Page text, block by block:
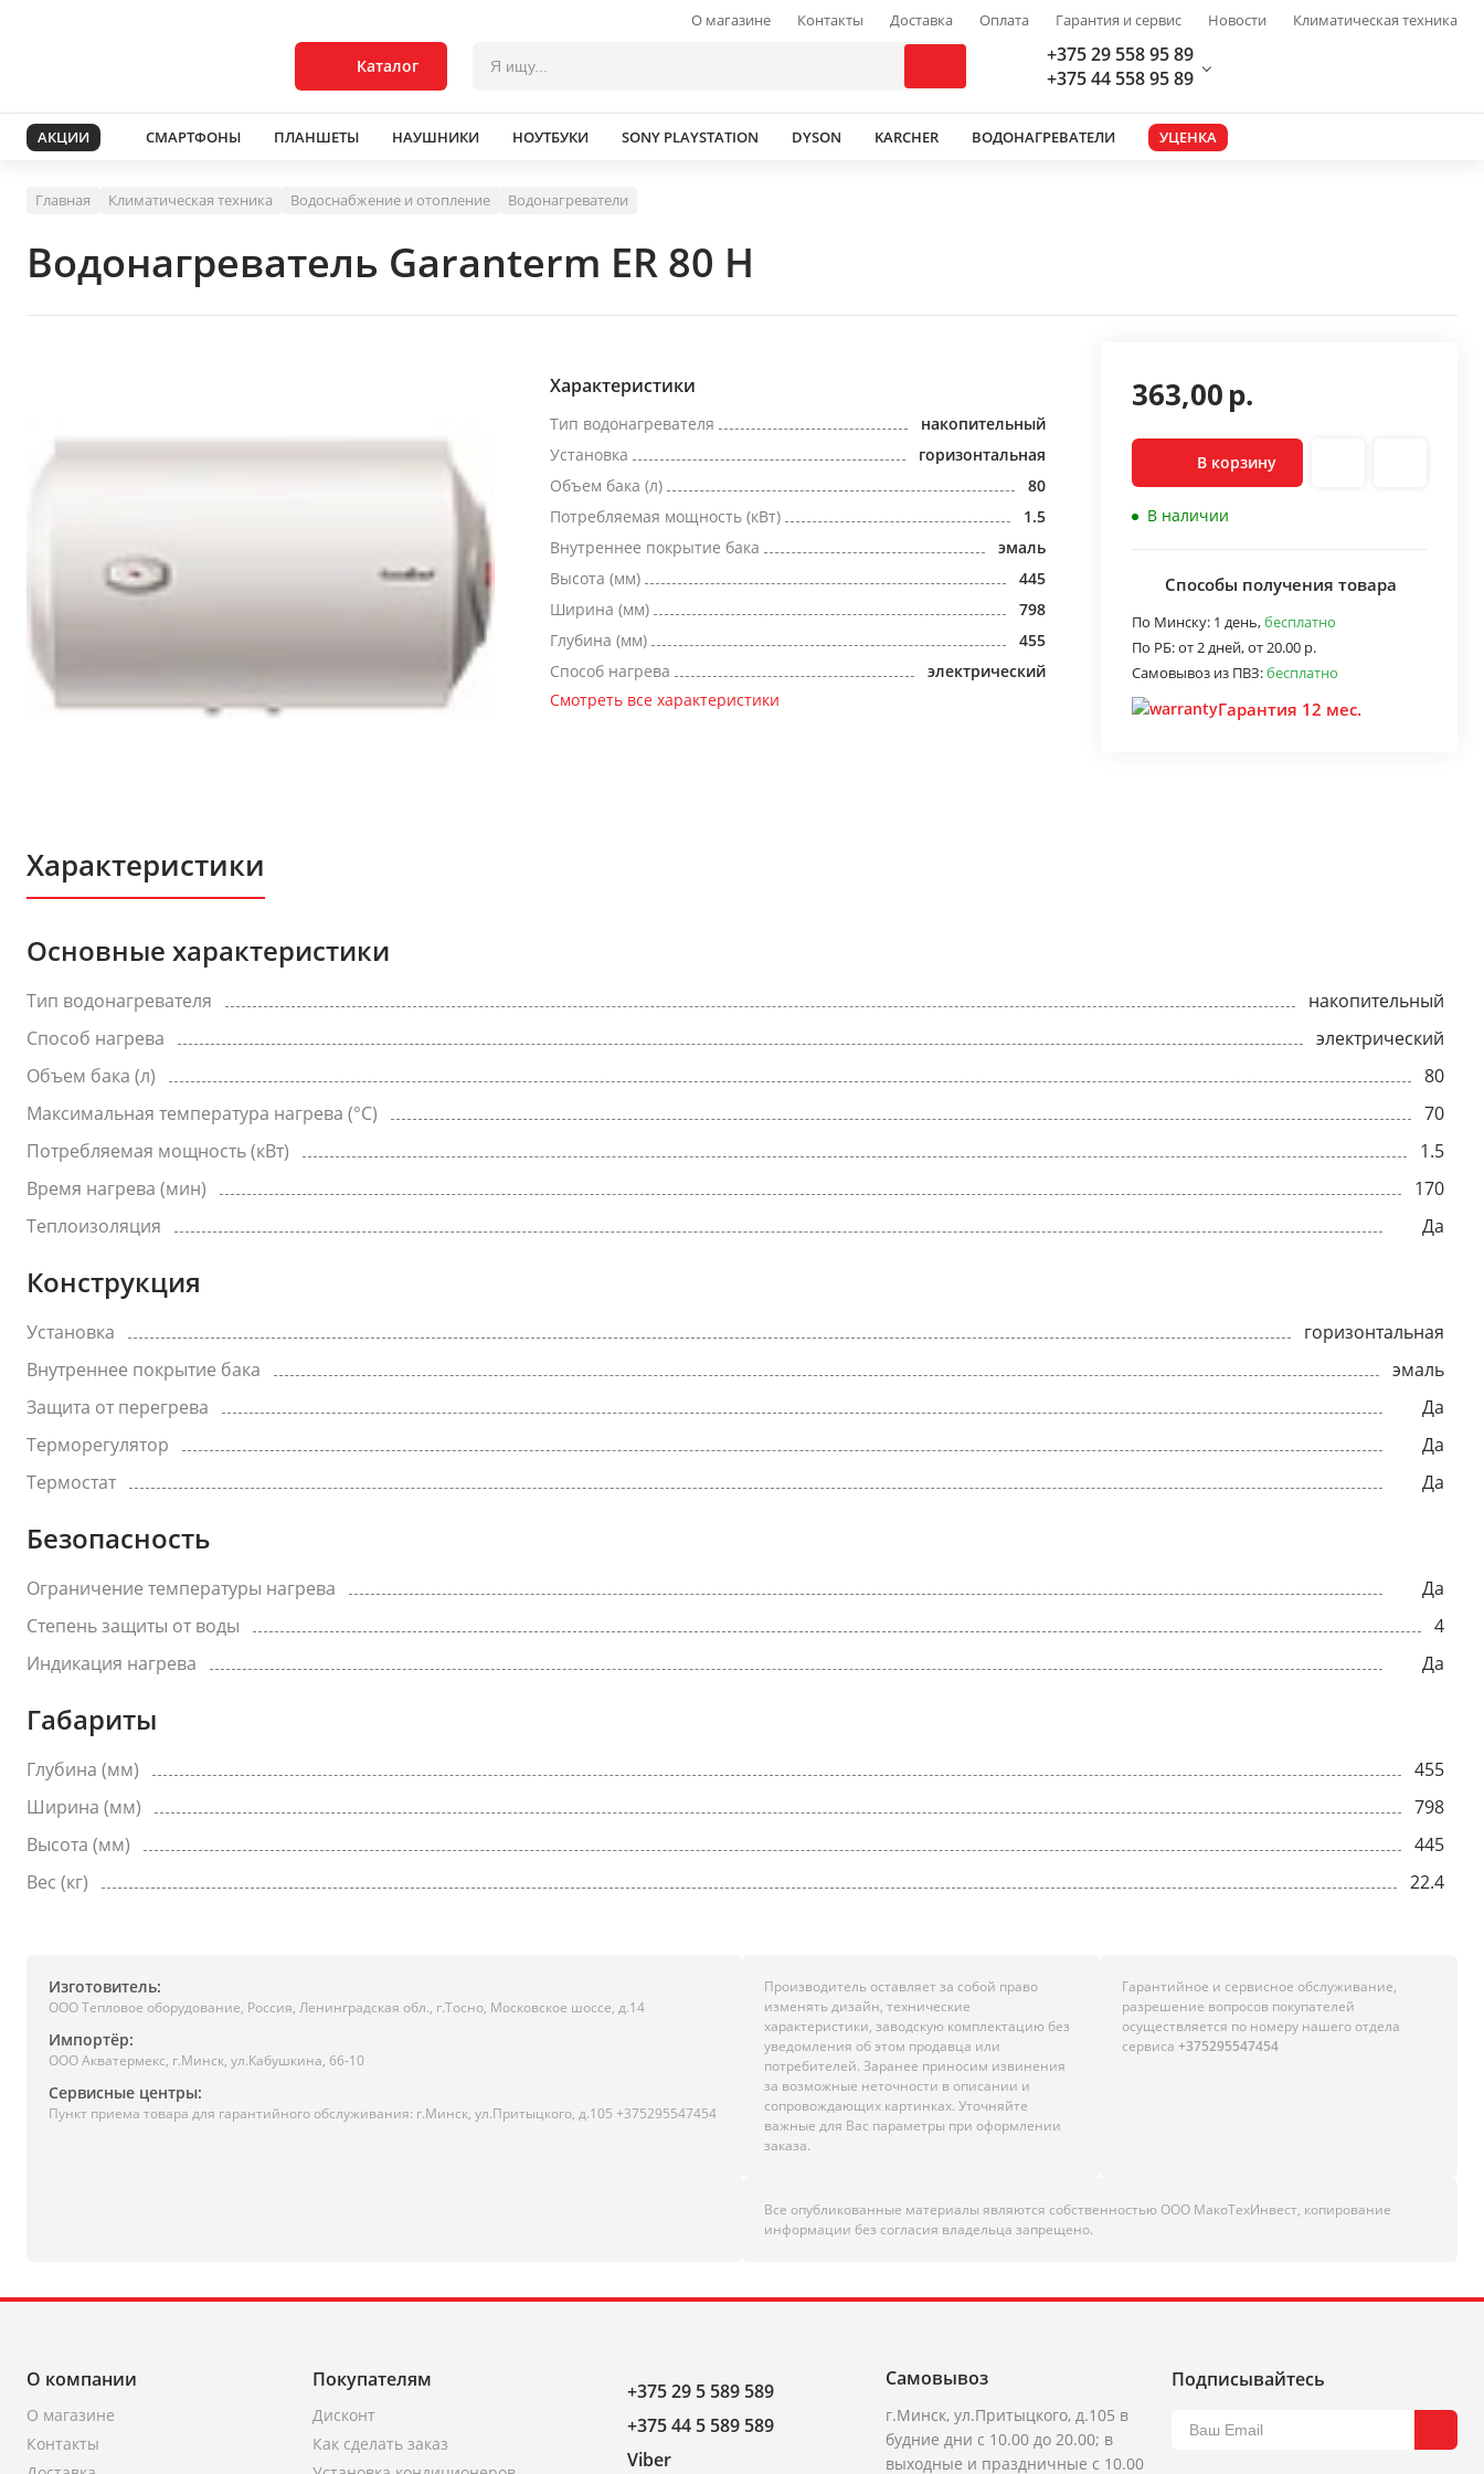
О магазине Контакты Доставка Оплата Гарантия и сервис Новости Климатическая техника
Каталог
+375 29 558 95 89
+375 44 558 95 89
АКЦИИ СМАРТФОНЫ ПЛАНШЕТЫ НАУШНИКИ НОУТБУКИ SONY PLAYSTATION DYSON KARCHER ВОДОНАГРЕВАТЕЛИ УЦЕНКА
Главная Климатическая техника Водоснабжение и отопление Водонагреватели
Водонагреватель Garanterm ER 80 H
Характеристики
Тип водонагревателя
накопительный
Установка
горизонтальная
Объем бака (л)
80
Потребляемая мощность (кВт)
1.5
Внутреннее покрытие бака
эмаль
Высота (мм)
445
Ширина (мм)
798
Глубина (мм)
455
Способ нагрева
электрический
Смотреть все характеристики
363,00р.
В корзину
В наличии
Способы получения товара
По Минску: 1 день,бесплатно
По РБ:от 2 дней,от 20.00 р.
Самовывоз из ПВЗ:бесплатно
Гарантия 12 мес.
Характеристики
Основные характеристики
Тип водонагревателя
накопительный
Способ нагрева
электрический
Объем бака (л)
80
Максимальная температура нагрева (°C)
70
Потребляемая мощность (кВт)
1.5
Время нагрева (мин)
170
Теплоизоляция
Да
Конструкция
Установка
горизонтальная
Внутреннее покрытие бака
эмаль
Защита от перегрева
Да
Терморегулятор
Да
Термостат
Да
Безопасность
Ограничение температуры нагрева
Да
Степень защиты от воды
4
Индикация нагрева
Да
Габариты
Глубина (мм)
455
Ширина (мм)
798
Высота (мм)
445
Вес (кг)
22.4
Изготовитель:
ООО Тепловое оборудование, Россия, Ленинградская обл., г.Тоcно, Московское шоссе, д.14
Импортёр:
ООО Акватермекс, г.Минск, ул.Кабушкина, 66-10
Сервисные центры:
Пункт приема товара для гарантийного обслуживания: г.Минск, ул.Притыцкого, д.105 +375295547454
Производитель оставляет за собой право
изменять дизайн, технические
характеристики, заводскую комплектацию без
уведомления об этом продавца или
потребителей. Заранее приносим извинения
за возможные неточности в описании и
сопровождающих картинках. Уточняйте
важные для Вас параметры при оформлении
заказа.
Гарантийное и сервисное обслуживание,
разрешение вопросов покупателей
осуществляется по номеру нашего отдела
сервиса +375295547454
Все опубликованные материалы являются собственностью ООО МакоТехИнвест, копирование
информации без согласия владельца запрещено.
О компании
О магазине
Контакты
Покупателям
Дисконт
Как сделать заказ
+375 29 5 589 589
+375 44 5 589 589
Viber
Самовывоз
г.Минск, ул.Притыцкого, д.105 в
будние дни с 10.00 до 20.00; в
выходные и праздничные с 10.00
Подписывайтесь